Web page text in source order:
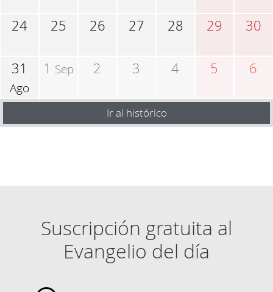
24 25 26 27 28 29 30
31
Ago
1 Sep 2 3 4 5 6
Ir al histórico
Suscripción gratuita al
Evangelio del día